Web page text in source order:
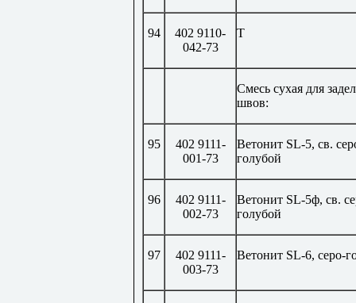
94
402 9110-
042-73
Т
Смесь сухая для
швов:
95
402 9111-
001-73
Ветонит SL-5, св.
голубой
96
402 9111-
002-73
Ветонит SL-5ф, св.
голубой
97
402 9111-
003-73
Ветонит SL-6, серо-